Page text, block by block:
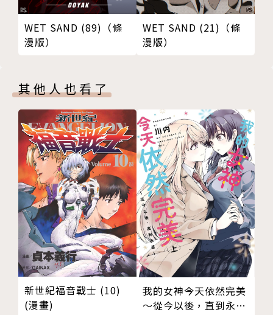
WET SAND (89)（條
漫版）
WET SAND (21)（條
漫版）
其他人也看了
新世紀福音戰士 (10)
(漫畫)
我的女神今天依然完美
～從今以後，直到永遠